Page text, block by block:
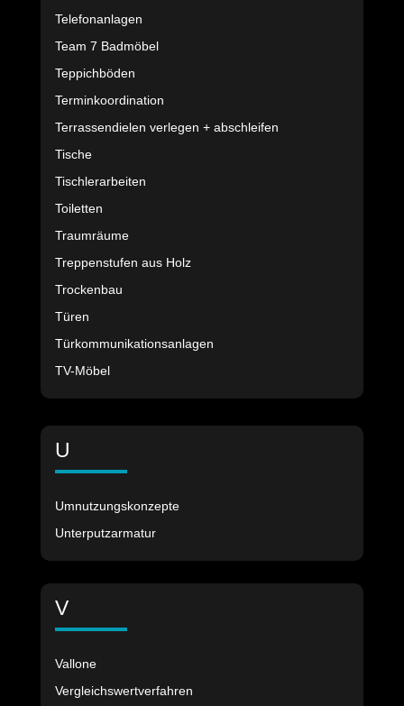
Telefonanlagen
Team 7 Badmöbel
Teppichböden
Terminkoordination
Terrassendielen verlegen + abschleifen
Tische
Tischlerarbeiten
Toiletten
Traumräume
Treppenstufen aus Holz
Trockenbau
Türen
Türkommunikationsanlagen
TV-Möbel
U
Umnutzungskonzepte
Unterputzarmatur
V
Vallone
Vergleichswertverfahren